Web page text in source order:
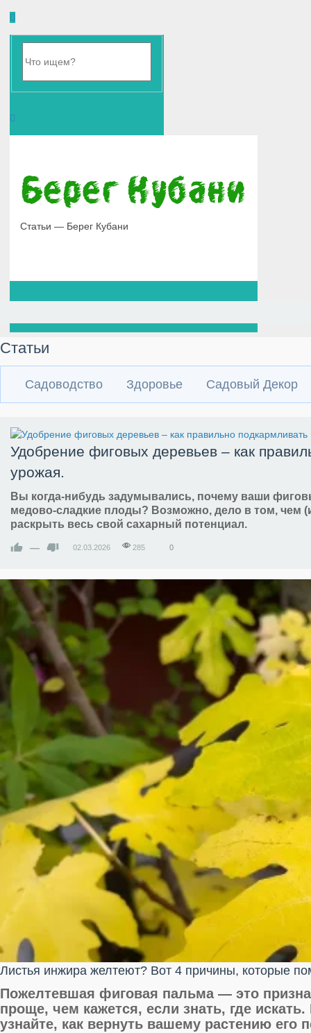
Статьи — Берег Кубани
Статьи
Садоводство Здоровье Садовый Декор
Удобрение фиговых деревьев – как
урожая.
Вы когда-нибудь задумывались, почему ваши
медово-сладкие плоды? Возможно, дело в том, чем
раскрыть весь свой сахарный потенциал.
— 02.03.2026 285 0
Листья инжира желтеют? Вот 4 причины, которые
Пожелтевшая фиговая пальма — это
проще, чем кажется, если знать, где
узнайте, как вернуть вашему растению